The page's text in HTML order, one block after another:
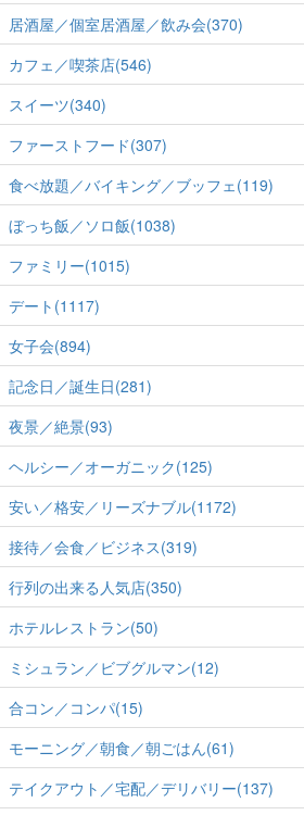
居酒屋／個室居酒屋／飲み会(370)
カフェ／喫茶店(546)
スイーツ(340)
ファーストフード(307)
食べ放題／バイキング／ブッフェ(119)
ぼっち飯／ソロ飯(1038)
ファミリー(1015)
デート(1117)
女子会(894)
記念日／誕生日(281)
夜景／絶景(93)
ヘルシー／オーガニック(125)
安い／格安／リーズナブル(1172)
接待／会食／ビジネス(319)
行列の出来る人気店(350)
ホテルレストラン(50)
ミシュラン／ビブグルマン(12)
合コン／コンパ(15)
モーニング／朝食／朝ごはん(61)
テイクアウト／宅配／デリバリー(137)